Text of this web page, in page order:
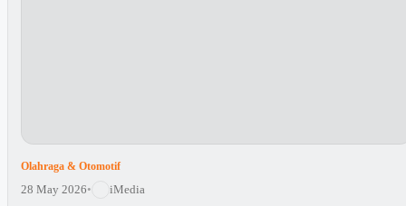
Olahraga & Otomotif
28 May 2026• iMedia